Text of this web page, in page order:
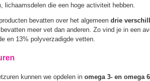
lichaamsdelen die een hoge activiteit hebben.
bevatten over het algemeen drie
meer vet dan anderen. Zo vind je in een
en 13% polyverzadigde vetten.
kunnen we opdelen in omega 3- en omega